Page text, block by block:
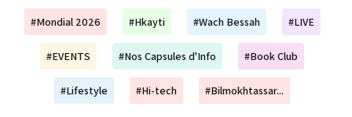
#Mondial 2026 #Hkayti #Wach Bessah #LIVE
#EVENTS #Nos Capsules d'Info #Book Club
#Lifestyle #Hi-tech #Bilmokhtassar...